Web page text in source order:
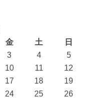
金 土
日
3 4
5
10 11
12
17 18
19
24 25
26